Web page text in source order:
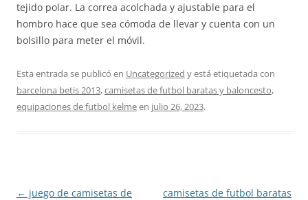
tejido polar. La correa acolchada y ajustable para el
hombro hace que sea cómoda de llevar y cuenta con un
bolsillo para meter el móvil.
Esta entrada se publicó en Uncategorized y está etiquetada con
barcelona betis 2013,camisetas de futbol baratas y baloncesto,
equipaciones de futbol kelmeen julio 26, 2023.
Navegación
← juego de camisetas de
camisetas de futbol baratas